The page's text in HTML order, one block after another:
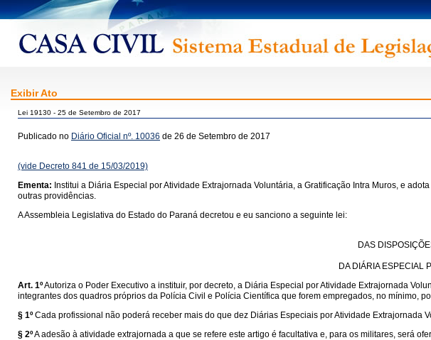
Exibir Ato
Lei 19130 - 25 de Setembro de 2017
Publicado no Diário Oficial nº. 10036 de 26 de Setembro de 2017
(vide Decreto 841 de 15/03/2019)
Ementa: Institui a Diária Especial por Atividade Extrajornada Voluntária, a Gratificação Intra Muros, e adota
outras providências.
A Assembleia Legislativa do Estado do Paraná decretou e eu sanciono a seguinte lei:
DAS
DA DIÁRIA ESPECIAL
Art. 1ºAutoriza o Poder Executivo a instituir, por decreto, a Diária Especial por Atividade Extrajornada
integrantes dos quadros próprios da Polícia Civil e Polícia Científica que forem empregados, no mínimo,
§ 1º Cada profissional não poderá receber mais do que dez Diárias Especiais por Atividade Extrajornada
§ 2ºA adesão à atividade extrajornada a que se refere este artigo é facultativa e, para os militares, será